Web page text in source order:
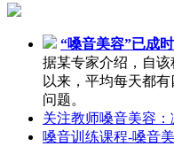
“嗓音美容”已成
据某专家介绍，自
以来，平均每天都
问题。
关注教师嗓音美容
嗓音训练课程-嗓音